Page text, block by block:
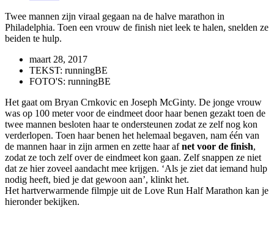
Twee mannen zijn viraal gegaan na de halve marathon in
Philadelphia. Toen een vrouw de finish niet leek te halen, snelden ze
beiden te hulp.
maart 28, 2017
TEKST: runningBE
FOTO'S: runningBE
Het gaat om Bryan Crnkovic en Joseph McGinty. De jonge vrouw
was op 100 meter voor de eindmeet door haar benen gezakt toen de
twee mannen besloten haar te ondersteunen zodat ze zelf nog kon
verderlopen. Toen haar benen het helemaal begaven, nam één van
de mannen haar in zijn armen en zette haar afnet voor de finish,
zodat ze toch zelf over de eindmeet kon gaan. Zelf snappen ze niet
dat ze hier zoveel aandacht mee krijgen. ‘Als je ziet dat iemand hulp
nodig heeft, bied je dat gewoon aan’, klinkt het.
Het hartverwarmende filmpje uit de Love Run Half Marathon kan je
hieronder bekijken.